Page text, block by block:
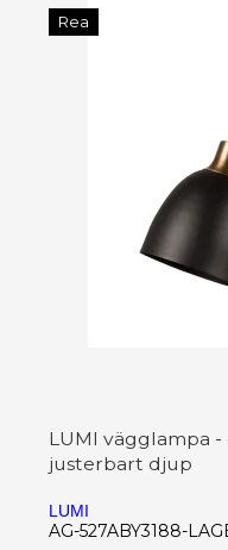
Rea
LUMI vägglampa
justerbart djup
LUMI
AG-527ABY3188-